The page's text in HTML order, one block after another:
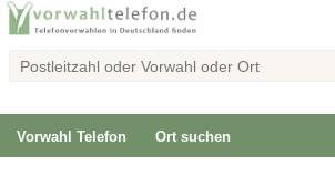
Vorwahl Telefon Ort suchen